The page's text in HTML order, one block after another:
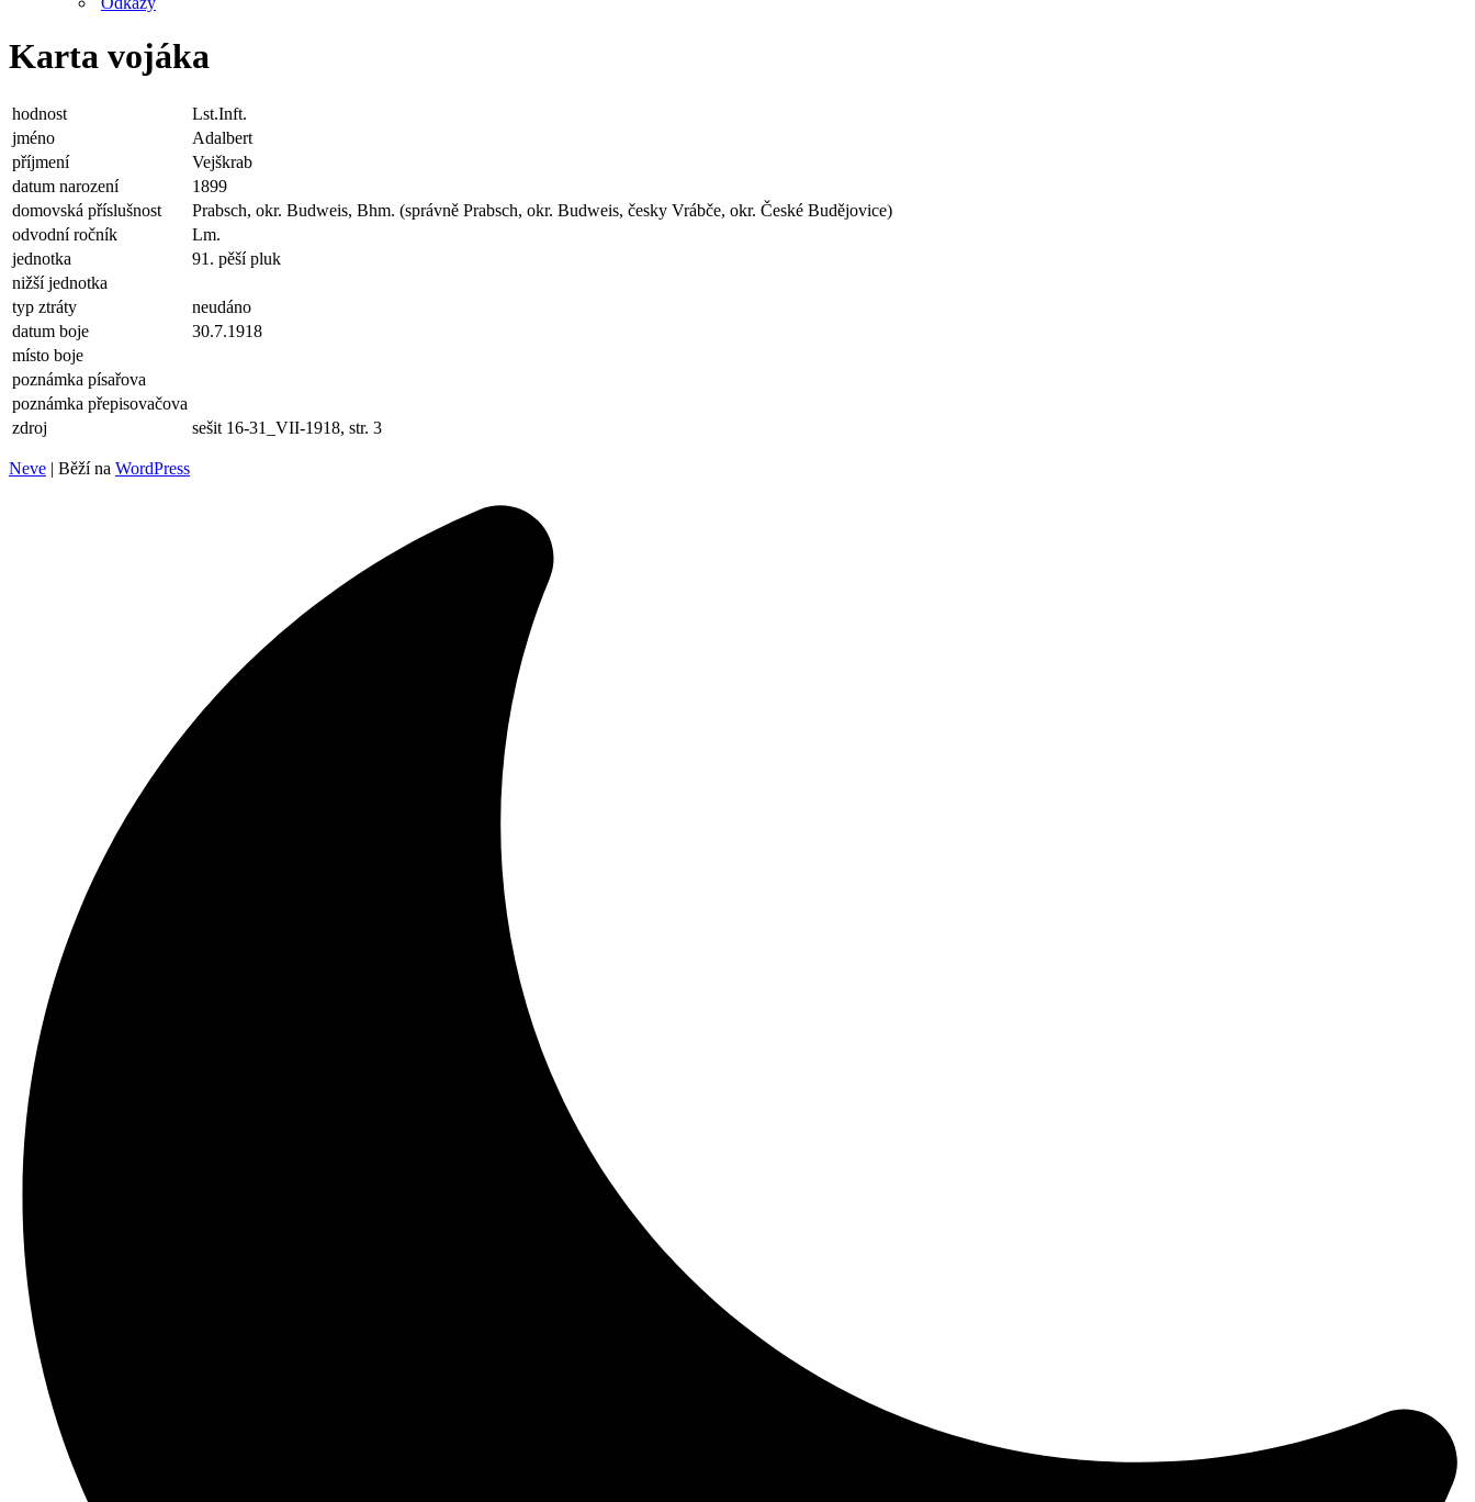
Karta vojáka
hodnost
Lst.Inft.
jméno
Adalbert
příjmení
Vejškrab
datum narození
1899
domovská příslušnost
Prabsch, okr. Budweis, Bhm. (správně Prabsch, okr. Budweis, česky Vrábče, okr. České Budějovice)
odvodní ročník
Lm.
jednotka
91. pěší pluk
nižší jednotka
typ ztráty
neudáno
datum boje
30.7.1918
místo boje
poznámka písařova
poznámka přepisovačova
zdroj
sešit 16-31_VII-1918, str. 3
Neve | Běží na WordPress